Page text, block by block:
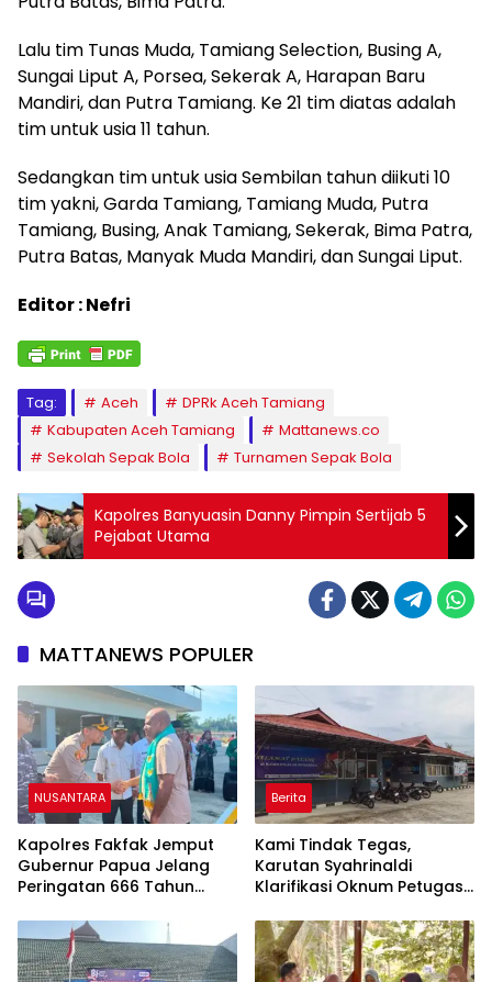
Lalu tim Tunas Muda, Tamiang Selection, Busing A,
Sungai Liput A, Porsea, Sekerak A, Harapan Baru
Mandiri, dan Putra Tamiang. Ke 21 tim diatas adalah
tim untuk usia 11 tahun.
Sedangkan tim untuk usia Sembilan tahun diikuti 10
tim yakni, Garda Tamiang, Tamiang Muda, Putra
Tamiang, Busing, Anak Tamiang, Sekerak, Bima Patra,
Putra Batas, Manyak Muda Mandiri, dan Sungai Liput.
Editor : Nefri
Tag: Aceh
DPRk Aceh Tamiang
Kabupaten Aceh Tamiang
Mattanews.co
Sekolah Sepak Bola
Turnamen Sepak Bola
Kapolres Banyuasin Danny Pimpin Sertijab 5
Pejabat Utama
MATTANEWS POPULER
NUSANTARA
Kapolres Fakfak Jemput
Gubernur Papua Jelang
Peringatan 666 Tahun
Berita
Kami Tindak Tegas,
Karutan Syahrinaldi
Klarifikasi Oknum Petugas
Komentar Pedas Kasus
Pasien BPJS